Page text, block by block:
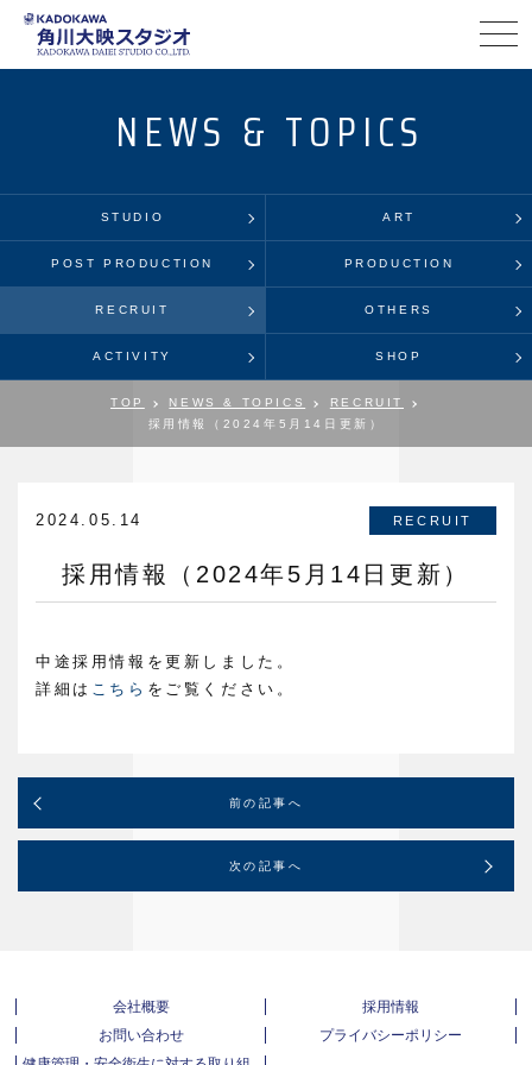
NEWS & TOPICS
STUDIO ART
POST PRODUCTION PRODUCTION
RECRUIT OTHERS
ACTIVITY SHOP
TOP NEWS & TOPICS
RECRUIT
採用情報（2024年5月14日更新）
2024.05.14 RECRUIT
採用情報（2024年5月14日更新）
中途採用情報を更新しました。
詳細は こちら をご覧ください。
前の記事へ
次の記事へ
会社概要
採用情報
お問い合わせ
プライバシーポリシー